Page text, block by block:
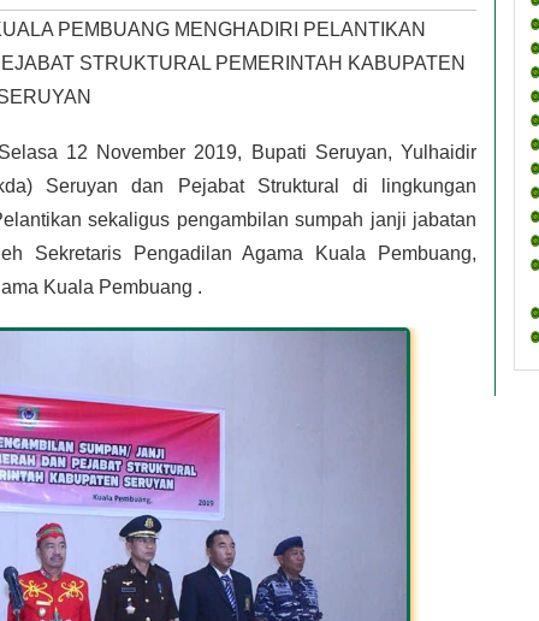
PEMBUANG MENGHADIRI PELANTIKAN
STRUKTURAL PEMERINTAH KABUPATEN
12 November 2019, Bupati Seruyan, Yulhaidir
Seruyan dan Pejabat Struktural di lingkungan
sekaligus pengambilan sumpah janji jabatan
Sekretaris Pengadilan Agama Kuala Pembuang,
Kuala Pembuang .